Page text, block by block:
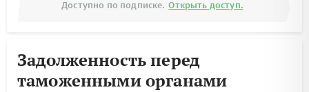
Доступно по подписке. Открыть доступ.
Задолженность перед
таможенными органами